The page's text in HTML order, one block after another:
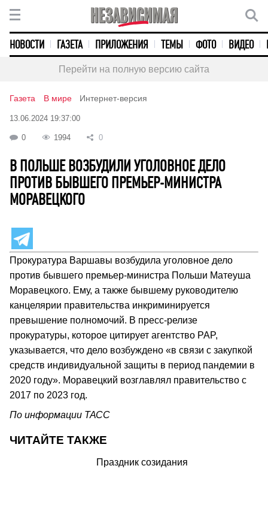
НОВОСТИ ГАЗЕТА ПРИЛОЖЕНИЯ ТЕМЫ ФОТО ВИДЕО
Перейти на полную версию сайта
Газета В мире Интернет-версия
13.06.2024 19:37:00
0 1994 0
В ПОЛЬШЕ ВОЗБУДИЛИ УГОЛОВНОЕ ДЕЛО
ПРОТИВ БЫВШЕГО ПРЕМЬЕР-МИНИСТРА
МОРАВЕЦКОГО
Прокуратура Варшавы возбудила уголовное дело
против бывшего премьер-министра Польши Матеуша
Моравецкого. Ему, а также бывшему руководителю
канцелярии правительства инкриминируется
превышение полномочий. В пресс-релизе
прокуратуры, которое цитирует агентство PAP,
указывается, что дело возбуждено «в связи с закупкой
средств индивидуальной защиты в период пандемии в
2020 году». Моравецкий возглавлял правительство с
2017 по 2023 год.
По информации ТАСС
ЧИТАЙТЕ ТАКЖЕ
Праздник созидания